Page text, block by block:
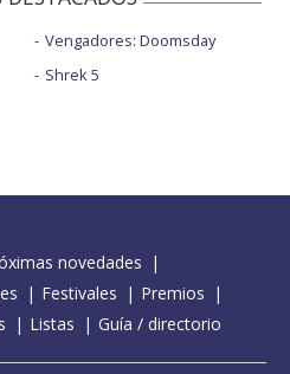
Vengadores: Doomsday
Shrek 5
novedades
Festivales
Premios
Listas Guía / directorio